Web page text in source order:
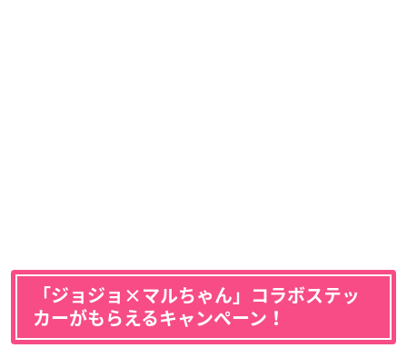
「ジョジョ×マルちゃん」コラボステッ
カーがもらえるキャンペーン！